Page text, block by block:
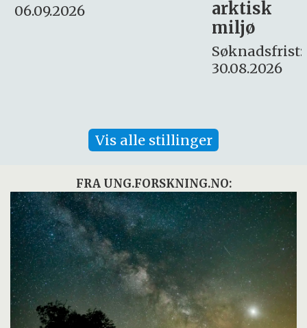
Søknadsfrist:
16. august.
Vis alle stillinger
FRA UNG.FORSKNING.NO: